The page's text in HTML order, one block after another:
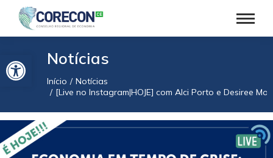
Barra de Ferramentas AbertaNotícias
Você está aqui:
Início
Notícias
[Live no Instagram|HOJE] com Alci Porto e Desiree